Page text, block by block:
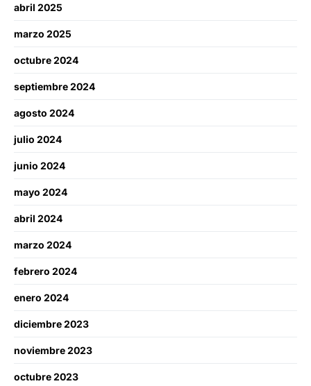
abril 2025
marzo 2025
octubre 2024
septiembre 2024
agosto 2024
julio 2024
junio 2024
mayo 2024
abril 2024
marzo 2024
febrero 2024
enero 2024
diciembre 2023
noviembre 2023
octubre 2023